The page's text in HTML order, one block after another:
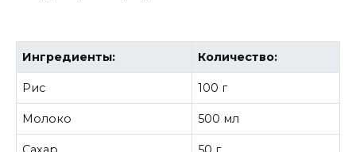
Ингредиенты: Количество:
Рис 100 г
Молоко 500 мл